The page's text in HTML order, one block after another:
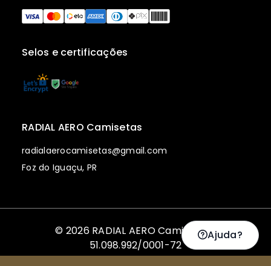
Selos e certificações
RADIAL AERO Camisetas
radialaerocamisetas@gmail.com
Foz do Iguaçu, PR
© 2026 RADIAL AERO Camisetas |
51.098.992/0001-72
Ajuda?